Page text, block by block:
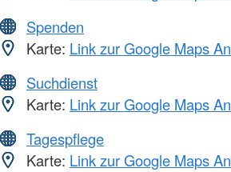
Spenden
Karte: Link zur Google Maps
Suchdienst
Karte: Link zur Google Maps
Tagespflege
Karte: Link zur Google Maps